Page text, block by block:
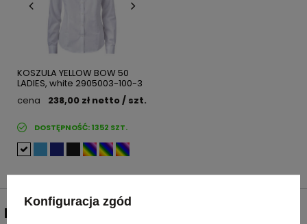
KOSZULA YELLOW BOW 50
LADIES, white 2905003-100-3
cena
238,00 zł netto/ szt.
DOSTĘPNOŚĆ:1352 SZT.
NEWSLETTER
Konfiguracja zgód